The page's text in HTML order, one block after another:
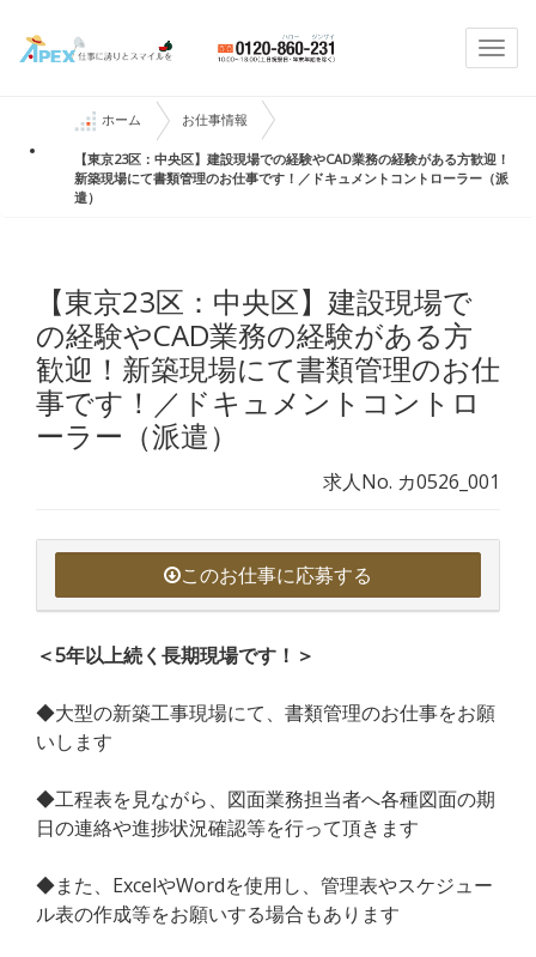
ホーム お仕事情報
【東京23区：中央区】建設現場での経験やCAD業務の経験がある方歓迎！
新築現場にて書類管理のお仕事です！／ドキュメントコントローラー（派
遣）
【東京23区：中央区】建設現場で
の経験やCAD業務の経験がある方
歓迎！新築現場にて書類管理のお仕
事です！／ドキュメントコントロ
ーラー（派遣）
求人No. カ0526_001
このお仕事に応募する
＜5年以上続く長期現場です！＞
◆大型の新築工事現場にて、書類管理のお仕事をお願
いします
◆工程表を見ながら、図面業務担当者へ各種図面の期
日の連絡や進捗状況確認等を行って頂きます
◆また、ExcelやWordを使用し、管理表やスケジュー
ル表の作成等をお願いする場合もあります